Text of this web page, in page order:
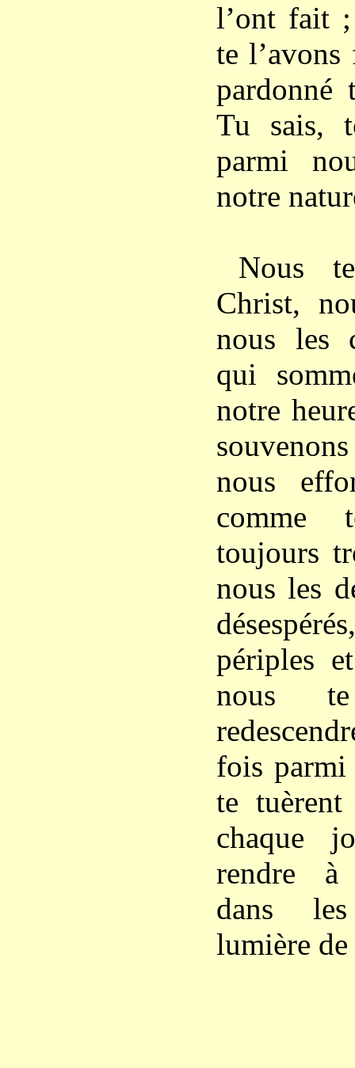
l’ont fait
te
pardonné
Tu sais,
parmi
notre
Nous
Christ,
nous les
qui
notre
nous
comme
toujours
nous les
périples
nous
fois parmi
te
chaque
rendre à
dans
lumière